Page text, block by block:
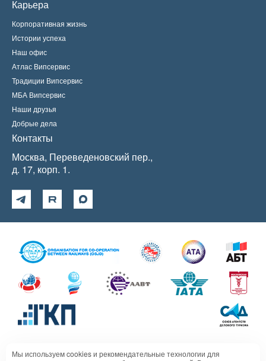
Карьера
Корпоративная жизнь
Истории успеха
Наш офис
Атлас Випсервис
Традиции Випсервис
МБА Випсервис
Наши друзья
Добрые дела
Контакты
Москва, Переведеновский пер.,
д. 17, корп. 1.
Политика в отношении обработки персональных данных
Мы используем cookies и рекомендательные технологии для